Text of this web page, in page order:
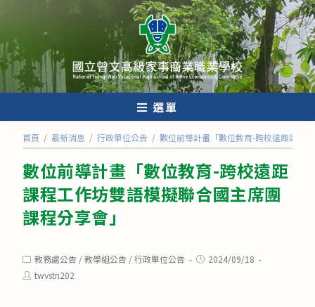
轉
至
主
要
內
選單
首頁 / 最新消息 / 行政單位公告 / 數位前導計畫「數位教育-跨校遠距課程
數位前導計畫「數位教育-跨校遠距
課程工作坊雙語模擬聯合國主席團
課程分享會」
Post
category:
教務處公告 /教學組公告 /行政單位公告
Post2024/09/18
Posttwvstn202